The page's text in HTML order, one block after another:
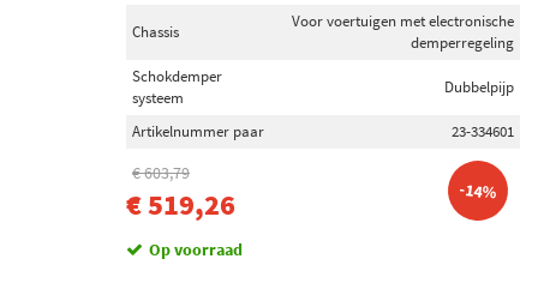
Chassis
Voor voertuigen met electronische
demperregeling
Schokdemper
systeem
Dubbelpijp
Artikelnummer paar 23-334601
€ 603,79
€ 519,26 -14%
Op voorraad